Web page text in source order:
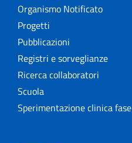
Organismo Notificato
Progetti
Pubblicazioni
Registri e sorveglianze
Ricerca collaboratori
Scuola
Sperimentazione clinica